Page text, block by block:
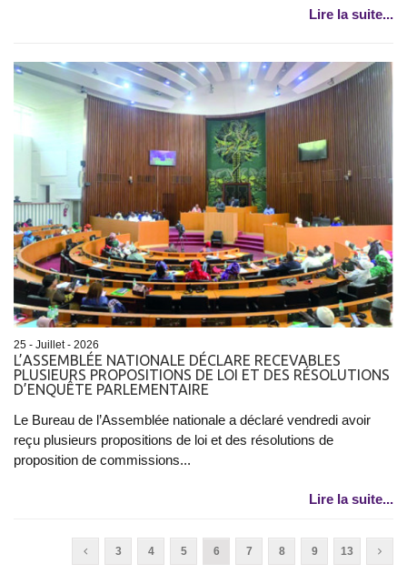
Lire la suite...
25 - Juillet - 2026
L’ASSEMBLÉE NATIONALE DÉCLARE RECEVABLES
PLUSIEURS PROPOSITIONS DE LOI ET DES RÉSOLUTIONS
D’ENQUÊTE PARLEMENTAIRE
Le Bureau de l’Assemblée nationale a déclaré vendredi avoir
reçu plusieurs propositions de loi et des résolutions de
proposition de commissions...
Lire la suite...
3 4 5 6 7 8 9 13